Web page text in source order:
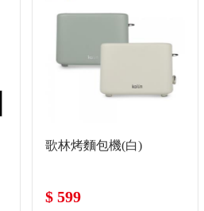
歌林烤麵包機(白)
$ 599